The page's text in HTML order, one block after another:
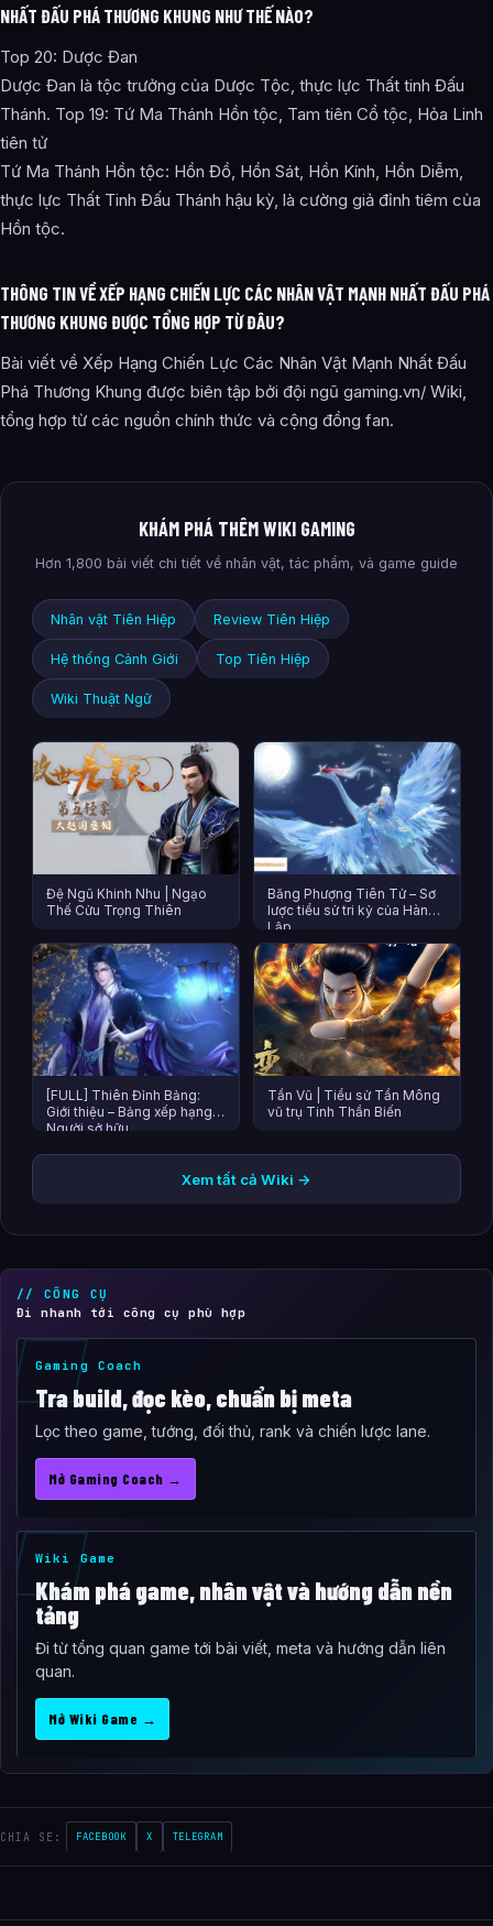
NHẤT ĐẤU PHÁ THƯƠNG KHUNG NHƯ THẾ NÀO?
Top 20: Dược Đan
Dược Đan là tộc trưởng của Dược Tộc, thực lực Thất tinh Đấu
Thánh. Top 19: Tứ Ma Thánh Hồn tộc, Tam tiên Cổ tộc, Hỏa Linh
tiên tử
Tứ Ma Thánh Hồn tộc: Hồn Đồ, Hồn Sát, Hồn Kính, Hồn Diễm,
thực lực Thất Tinh Đấu Thánh hậu kỳ, là cường giả đỉnh tiêm của
Hồn tộc.
THÔNG TIN VỀ XẾP HẠNG CHIẾN LỰC CÁC NHÂN VẬT MẠNH NHẤT ĐẤU PHÁ
THƯƠNG KHUNG ĐƯỢC TỔNG HỢP TỪ ĐÂU?
Bài viết về Xếp Hạng Chiến Lực Các Nhân Vật Mạnh Nhất Đấu
Phá Thương Khung được biên tập bởi đội ngũ gaming.vn/ Wiki,
tổng hợp từ các nguồn chính thức và cộng đồng fan.
KHÁM PHÁ THÊM WIKI GAMING
Hơn 1,800 bài viết chi tiết về nhân vật, tác phẩm, và game guide
Nhân vật Tiên Hiệp Review Tiên Hiệp
Hệ thống Cảnh Giới Top Tiên Hiệp
Wiki Thuật Ngữ
Đệ Ngũ Khinh Nhu | Ngạo
Thế Cửu Trọng Thiên
Băng Phượng Tiên Tử – Sơ
lược tiểu sử tri kỷ của Hàn
Lập
[FULL] Thiên Đỉnh Bảng:
Giới thiệu – Bảng xếp hạng –
Người sở hữu
Tần Vũ | Tiểu sử Tần Mông
vũ trụ Tinh Thần Biến
Xem tất cả Wiki →
// CÔNG CỤ
Đi nhanh tới công cụ phù hợp
Gaming Coach
Tra build, đọc kèo, chuẩn bị meta
Lọc theo game, tướng, đối thủ, rank và chiến lược lane.
Mở Gaming Coach →
Wiki Game
Khám phá game, nhân vật và hướng dẫn nền
tảng
Đi từ tổng quan game tới bài viết, meta và hướng dẫn liên
quan.
Mở Wiki Game →
CHIA SE: FACEBOOK X TELEGRAM